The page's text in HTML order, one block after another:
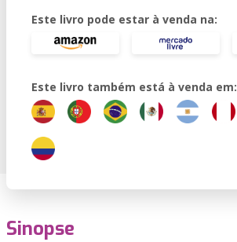
Este livro pode estar à venda na:
Este livro também está à venda em:
Sinopse